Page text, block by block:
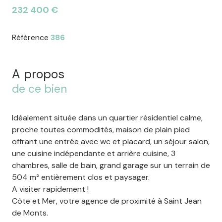
232 400 €
Référence 386
A propos
de ce bien
Idéalement située dans un quartier résidentiel calme,
proche toutes commodités, maison de plain pied
offrant une entrée avec wc et placard, un séjour salon,
une cuisine indépendante et arrière cuisine, 3
chambres, salle de bain, grand garage sur un terrain de
504 m² entièrement clos et paysager.
A visiter rapidement !
Côte et Mer, votre agence de proximité à Saint Jean
de Monts.